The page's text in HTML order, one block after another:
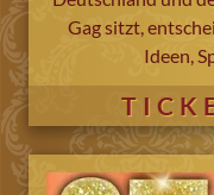
Gag sitzt,
Ideen,